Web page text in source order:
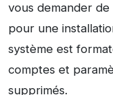
vous demander de
pour une
système est
comptes et
supprimés.